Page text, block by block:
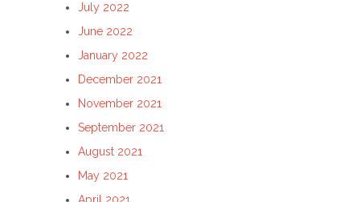
July 2022
June 2022
January 2022
December 2021
November 2021
September 2021
August 2021
May 2021